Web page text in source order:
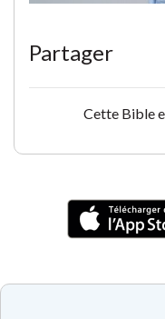
Partager
Cette Bible